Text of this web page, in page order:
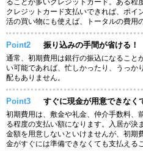
ることが多いクレジットカード。ある程
クレジットカード支払いできれば、ポイ
活の買い物にも使えば、トータルの費用
Point2 振り込みの手間が省ける！
通常、初期費用は銀行の振込になること
い可能であれば、忙しかったり、うっか
配もありません。
Point3 すぐに現金が用意できなく
初期費用は、敷金や礼金、仲介手数料、
る程度の支払い額になります。入居が決
金額を用意しないといけませんが、初期
金がすぐには準備できなくても支払える